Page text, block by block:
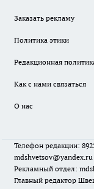
Заказать рекламу
Политика этики
Редакционная
Как с нами связаться
О нас
Телефон редакции:
mdshvetsov@yandex.ru
Рекламный отдел:
Главный редактор